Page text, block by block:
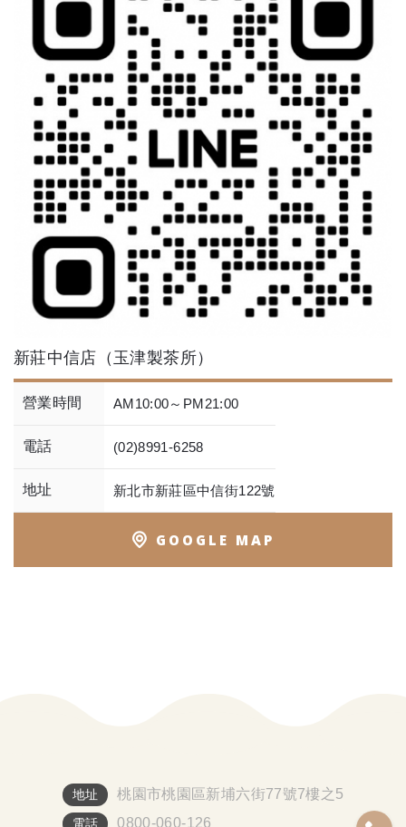
新莊中信店（玉津製茶所）
營業時間 AM10:00～PM21:00
電話 (02)8991-6258
地址 新北市新莊區中信街122號
GOOGLE MAP
地址 桃園市桃園區新埔六街77號7樓之5
電話 0800-060-126